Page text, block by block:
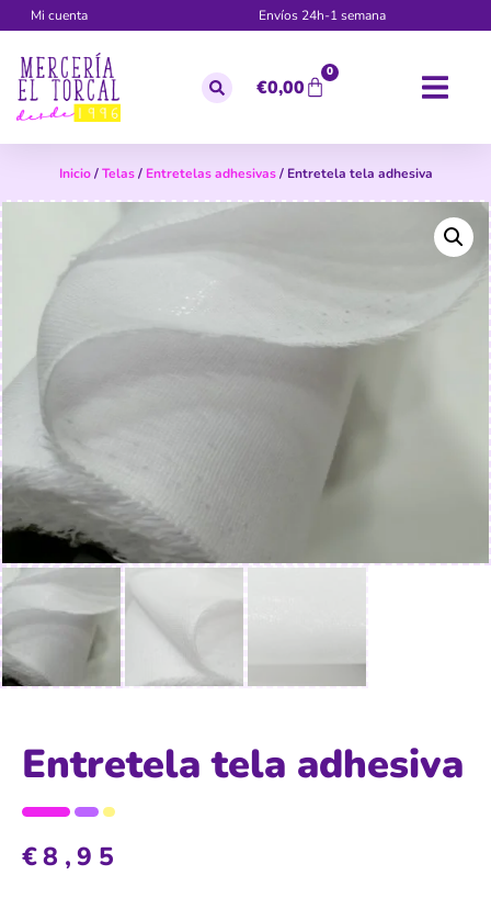
Mi cuenta Envíos 24h-1 semana
€0,00
0
Inicio/Telas/ Entretelas adhesivas/ Entretela tela adhesiva
Entretela tela adhesiva
€8,95